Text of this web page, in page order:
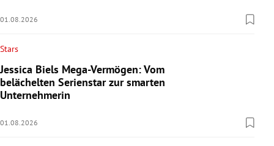
01.08.2026
Stars
Jessica Biels Mega-Vermögen: Vom
belächelten Serienstar zur smarten
Unternehmerin
01.08.2026